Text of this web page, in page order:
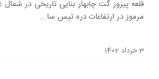
قلعه پیروز گت چابهار بنایی تاریخی در
مرموز در ارتفاعات دره تیس سا...
3 خرداد 1402